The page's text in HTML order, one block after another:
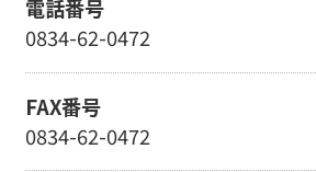
電話番号
0834-62-0472
FAX番号
0834-62-0472